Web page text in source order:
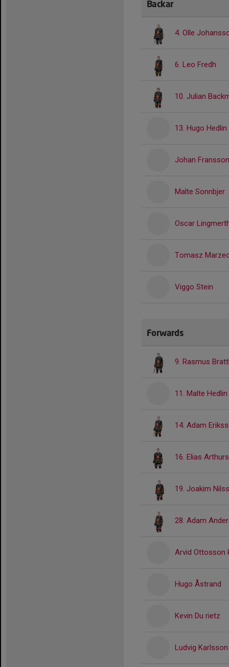
Backar
4. Olle
6. Leo Fredh
10. Julian
13. Hugo Hedlin
Johan Fransson
Malte Sonnbjer
Oscar
Tomasz Marzec
Viggo Stein
Forwards
9. Rasmus
11. Malte Hedlin
14. Adam
16. Elias
19. Joakim
28. Adam
Arvid Ottosson
Hugo Åstrand
Kevin Du rietz
Ludvig Karlsson